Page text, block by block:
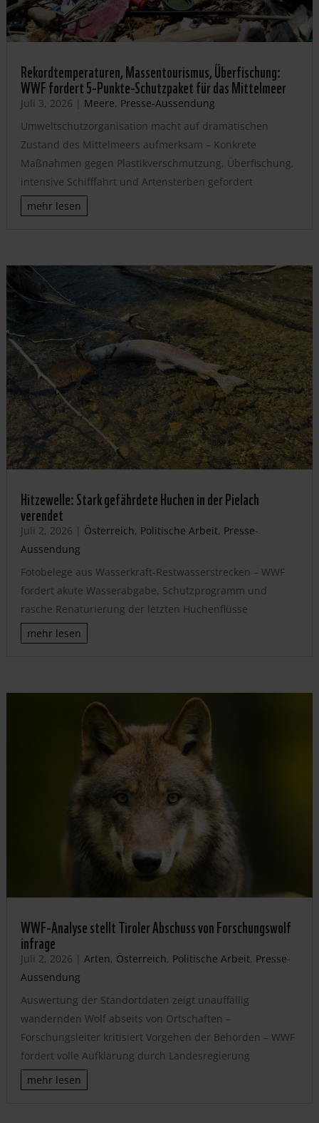
Rekordtemperaturen, Massentourismus, Überfischung:
WWF fordert 5-Punkte-Schutzpaket für das Mittelmeer
Juli 3, 2026 | Meere, Presse-Aussendung
Umweltschutzorganisation macht auf dramatischen
Zustand des Mittelmeers aufmerksam – Konkrete
Maßnahmen gegen Plastikverschmutzung, Überfischung,
intensive Schifffahrt und Artensterben gefordert
mehr lesen
Hitzewelle: Stark gefährdete Huchen in der Pielach
verendet
Juli 2, 2026 | Österreich, Politische Arbeit, Presse-
Aussendung
Fotobelege aus Wasserkraft-Restwasserstrecken – WWF
fordert akute Wasserabgabe, Schutzprogramm und
rasche Renaturierung der letzten Huchenflüsse
mehr lesen
WWF-Analyse stellt Tiroler Abschuss von Forschungswolf
infrage
Juli 2, 2026 | Arten, Österreich, Politische Arbeit, Presse-
Aussendung
Auswertung der Standortdaten zeigt unauffällig
wandernden Wolf abseits von Ortschaften –
Forschungsleiter kritisiert Vorgehen der Behörden – WWF
fordert volle Aufklärung durch Landesregierung
mehr lesen